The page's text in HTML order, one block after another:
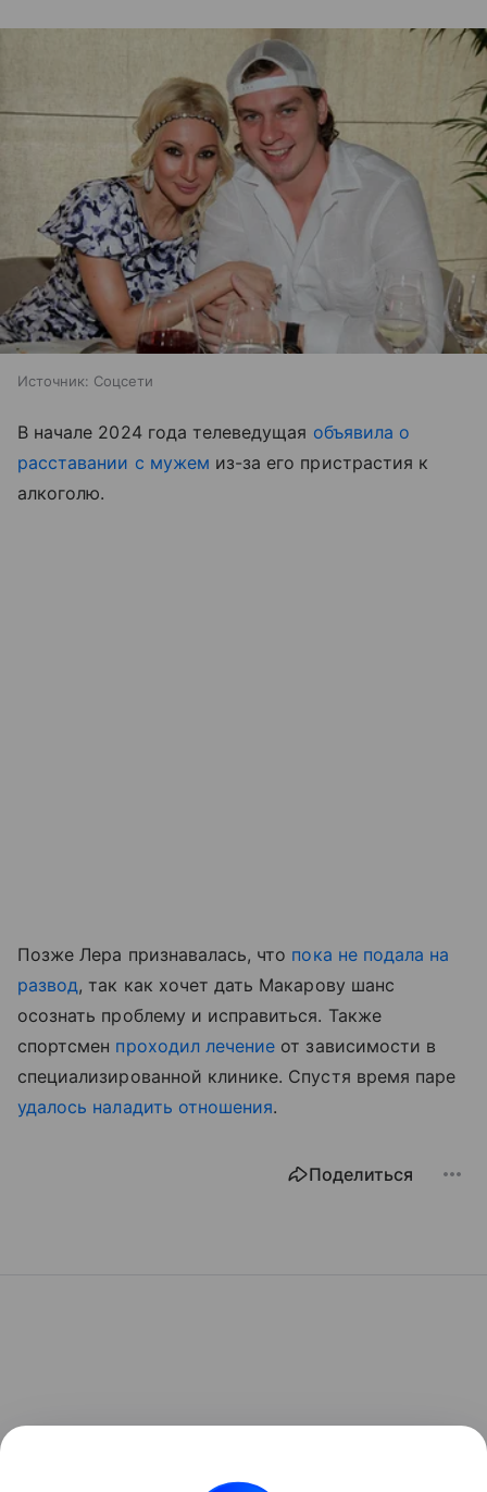
Источник: Соцсети
В начале 2024 года телеведущая объявила о
расставании с мужем из-за его пристрастия к
алкоголю.
Позже Лера признавалась, что пока не подала на
развод, так как хочет дать Макарову шанс
осознать проблему и исправиться. Также
спортсмен проходил лечение от зависимости в
специализированной клинике. Спустя время паре
удалось наладить отношения.
Поделиться